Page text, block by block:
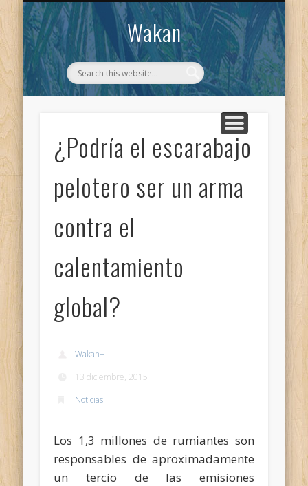
Wakan
WAKAN
CONTACTO
¿Podría el escarabajo
pelotero ser un arma
contra el
calentamiento
global?
Wakan+
13 diciembre, 2015
Noticias
Los 1,3 millones de rumiantes son
responsables de aproximadamente
un tercio de las emisiones